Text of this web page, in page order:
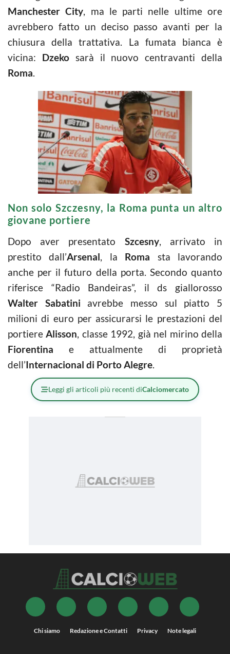
Manchester City, ma le parti nelle ultime ore
avrebbero fatto un deciso passo avanti per la
chiusura della trattativa. La fumata bianca è
vicina: Dzekosarà il nuovo centravanti della
Roma.
Non solo Szczesny, la Roma punta un altro
giovane portiere
Dopo aver presentato Szcesny, arrivato in
prestito dall’Arsenal, la Roma sta lavorando
anche per il futuro della porta. Secondo quanto
riferisce “Radio Bandeiras”, il ds giallorosso
Walter Sabatini avrebbe messo sul piatto 5
milioni di euro per assicurarsi le prestazioni del
portiereAlisson, classe 1992, già nel mirino della
Fiorentina e attualmente di proprietà
dell’Internacional di Porto Alegre.
Leggi gli articoli più recenti diCalciomercato
Chi siamo Redazione e Contatti Privacy Note legali